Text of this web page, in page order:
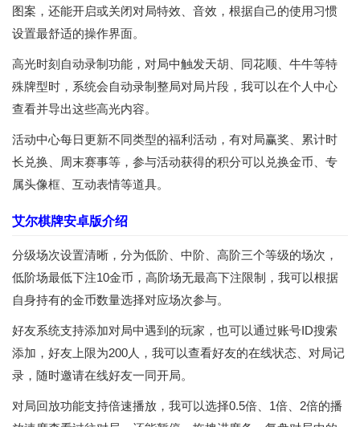
图案，还能开启或关闭对局特效、音效，根据自己的使用习惯
设置最舒适的操作界面。
高光时刻自动录制功能，对局中触发天胡、同花顺、牛牛等特
殊牌型时，系统会自动录制整局对局片段，我可以在个人中心
查看并导出这些高光内容。
活动中心每日更新不同类型的福利活动，有对局赢奖、累计时
长兑换、周末赛事等，参与活动获得的积分可以兑换金币、专
属头像框、互动表情等道具。
艾尔棋牌安卓版介绍
分级场次设置清晰，分为低阶、中阶、高阶三个等级的场次，
低阶场最低下注10金币，高阶场无最高下注限制，我可以根据
自身持有的金币数量选择对应场次参与。
好友系统支持添加对局中遇到的玩家，也可以通过账号ID搜索
添加，好友上限为200人，我可以查看好友的在线状态、对局记
录，随时邀请在线好友一同开局。
对局回放功能支持倍速播放，我可以选择0.5倍、1倍、2倍的播